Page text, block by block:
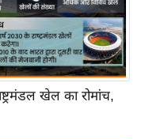
खेल का रोमांच,